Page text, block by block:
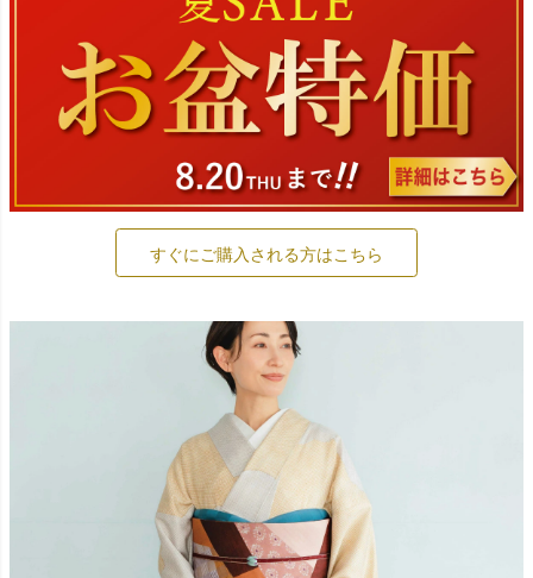
すぐにご購入される方はこちら